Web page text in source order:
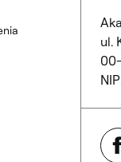
ul.